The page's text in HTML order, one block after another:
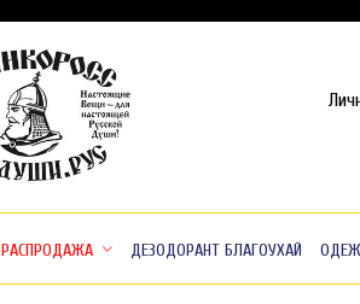
РАСПРОДАЖА ДЕЗОДОРАНТ БЛАГОУХАЙ